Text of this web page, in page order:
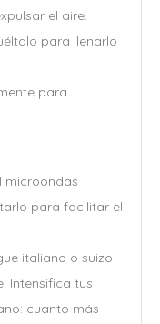
el aire.
para llenarlo
para
microondas
para facilitar el
italiano o suizo
Intensifica tus
cuanto más